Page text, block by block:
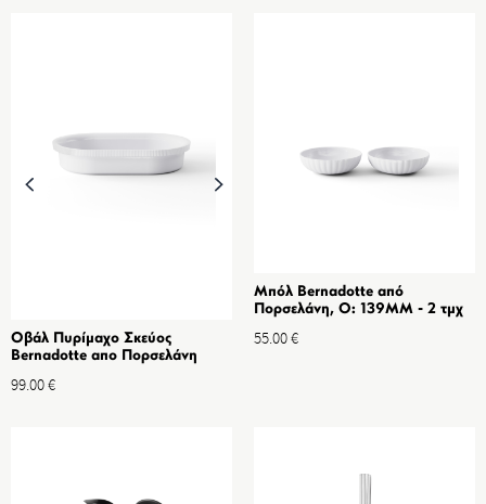
Οβάλ Πυρίμαχο Σκεύος
Bernadotte απο Πορσελάνη
99.00€
Μπόλ Bernadotte από
Πορσελάνη, O: 139MM - 2 τμχ
55.00€